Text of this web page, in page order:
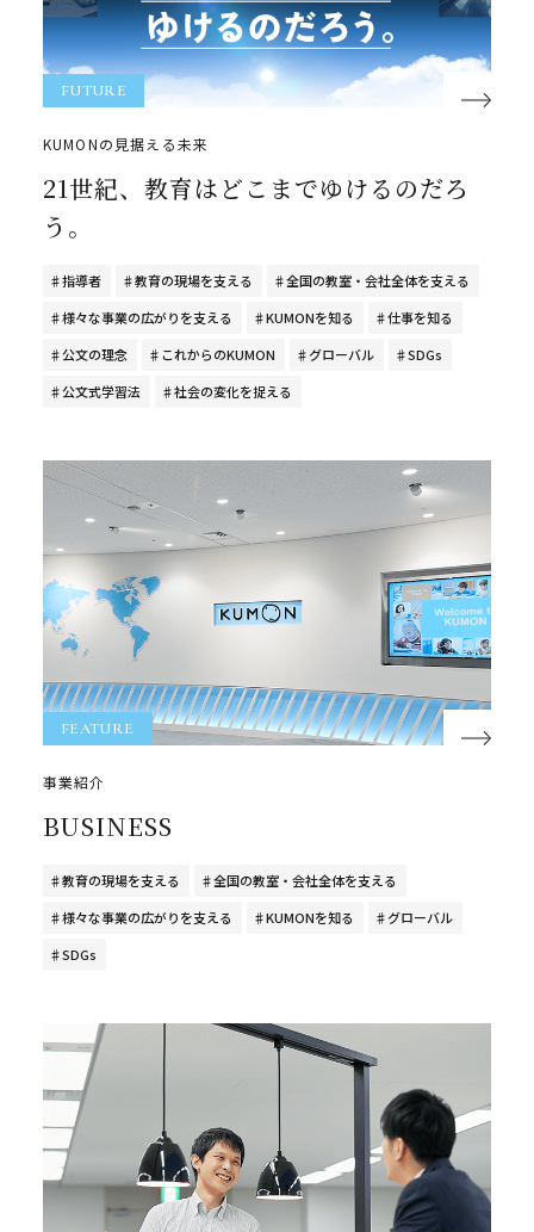
FUTURE
KUMONの見据える未来
21世紀、教育はどこまでゆけるのだろ
う。
指導者 教育の現場を支える
全国の教室・会社全体を支える
様々な事業の広がりを支える
KUMONを知る
仕事を知る
公文の理念
これからのKUMON グローバル
SDGs
公文式学習法
社会の変化を捉える
FEATURE
事業紹介
BUSINESS
教育の現場を支える
全国の教室・会社全体を支える
様々な事業の広がりを支える
KUMONを知る
グローバル
SDGs